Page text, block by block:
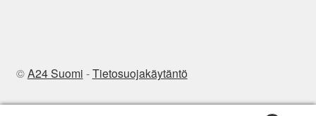
©A24 Suomi -Tietosuojakäytäntö